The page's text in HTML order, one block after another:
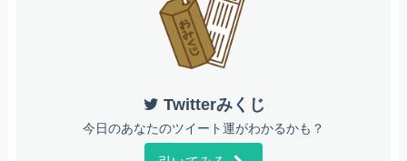
Twitterみくじ
今日のあなたのツイート運がわかるかも？